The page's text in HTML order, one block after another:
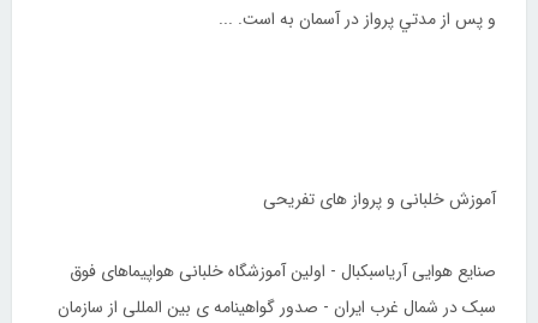
و پس از مدتي پرواز در آسمان به است. ...
آموزش خلبانی و پرواز های تفریحی
صنایع هوایی آریاسبکبال - اولین آموزشگاه خلبانی هواپیماهای فوق
سبک در شمال غرب ایران - صدور گواهینامه ی بین المللی از سازمان